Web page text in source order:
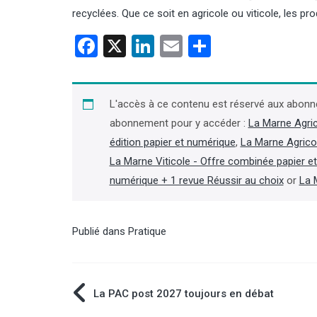
recyclées. Que ce soit en agricole ou viticole, les
Facebook
X LinkedIn
Email
L'accès à ce contenu est réservé aux
abonnement pour y accéder : La Marne
édition papier et numérique, La Marne
La Marne Viticole - Offre combinée papier
numérique + 1 revue Réussir au choixor La
Publié dans Pratique
Navigation
La PAC post 2027 toujours en débat
: Maison Pommery
pas d'accord avec
mais s'est refinancé
de champagne Maison
fortement endettée, a
pas abouti, mais qu'un
Céréales : la Russie attaque un
nouveau navire ukrainien en
mer Noire
La Russie a visé un vraquier battant
pavillon de la Guinée-Bissau, chargé
frappes à longue portée, a annoncé le